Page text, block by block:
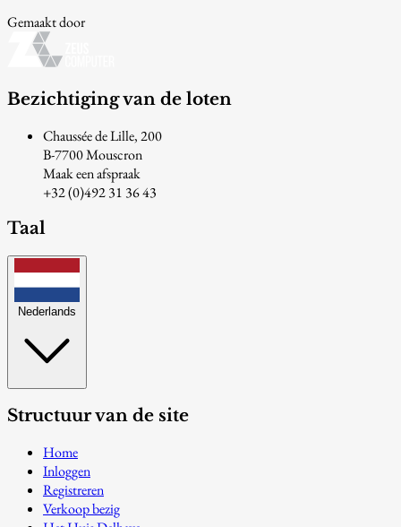
Gemaakt door
Bezichtiging van de loten
Chaussée de Lille, 200
B-7700 Mouscron
Maak een afspraak
+32 (0)492 31 36 43
Taal
Nederlands
Structuur van de site
Home
Inloggen
Registreren
Verkoop bezig